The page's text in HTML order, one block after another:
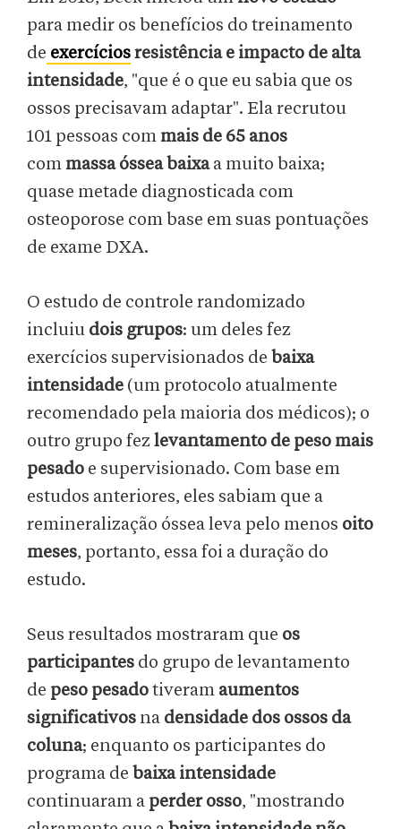
para medir os benefícios do treinamento
de exercíciosresistência e impacto de alta
intensidade, "que é o que eu sabia que os
ossos precisavam adaptar". Ela recrutou
101 pessoas com mais de 65 anos
com massa óssea baixaa muito baixa;
quase metade diagnosticada com
osteoporose com base em suas pontuações
de exame DXA.
O estudo de controle randomizado
incluiu dois grupos: um deles fez
exercícios supervisionados de baixa
intensidade (um protocolo atualmente
recomendado pela maioria dos médicos); o
outro grupo fezlevantamento de peso mais
pesado e supervisionado. Com base em
estudos anteriores, eles sabiam que a
remineralização óssea leva pelo menos oito
meses, portanto, essa foi a duração do
estudo.
Seus resultados mostraram que os
participantes do grupo de levantamento
de peso pesadotiveram aumentos
significativos na densidade dos ossos da
coluna; enquanto os participantes do
programa de baixa intensidade
continuaram a perder osso, "mostrando